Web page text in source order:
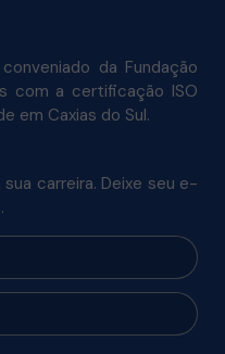
da Fundação
com a certificação ISO
em Caxias do Sul.
carreira. Deixe seu e-